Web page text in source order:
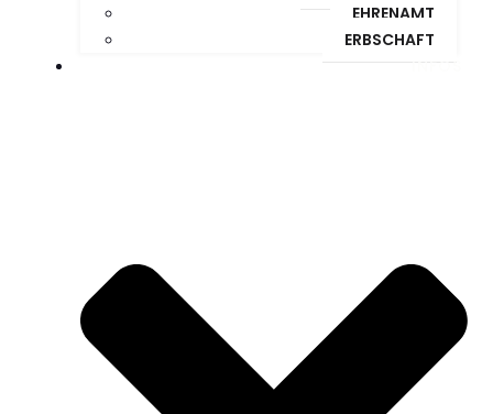
EHRENAMT
ERBSCHAFT
INFOS